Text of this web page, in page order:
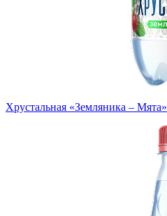
Хрустальная «Земляника – Мята»